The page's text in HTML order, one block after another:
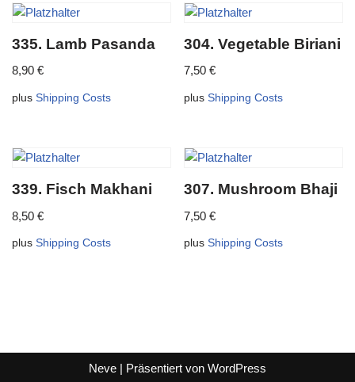
335. Lamb Pasanda
8,90 €
plus Shipping Costs
304. Vegetable Biriani
7,50€
plusShipping Costs
339. Fisch Makhani
8,50 €
plus Shipping Costs
307. Mushroom Bhaji
7,50€
plusShipping Costs
Neve | Präsentiert von WordPress